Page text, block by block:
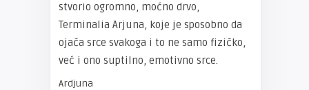
stvorio ogromno, moćno drvo,
Terminalia Arjuna, koje je sposobno da
ojača srce svakoga i to ne samo fizičko,
već i ono suptilno, emotivno srce.
Ardjuna